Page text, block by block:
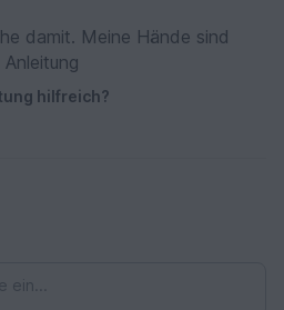
damit. Meine Hände sind
hilfreich?